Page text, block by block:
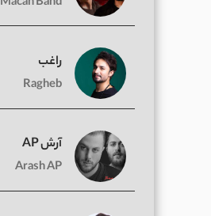
راغب
Ragheb
آرش AP
Arash AP